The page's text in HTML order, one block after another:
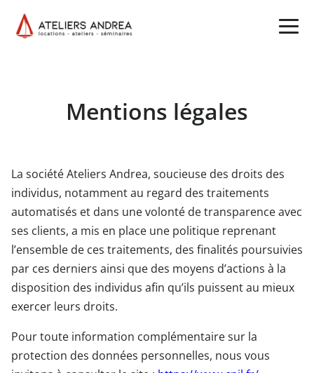
Mentions légales
La société Ateliers Andrea, soucieuse des droits des
individus, notamment au regard des traitements
automatisés et dans une volonté de transparence avec
ses clients, a mis en place une politique reprenant
l’ensemble de ces traitements, des finalités poursuivies
par ces derniers ainsi que des moyens d’actions à la
disposition des individus afin qu’ils puissent au mieux
exercer leurs droits.
Pour toute information complémentaire sur la
protection des données personnelles, nous vous